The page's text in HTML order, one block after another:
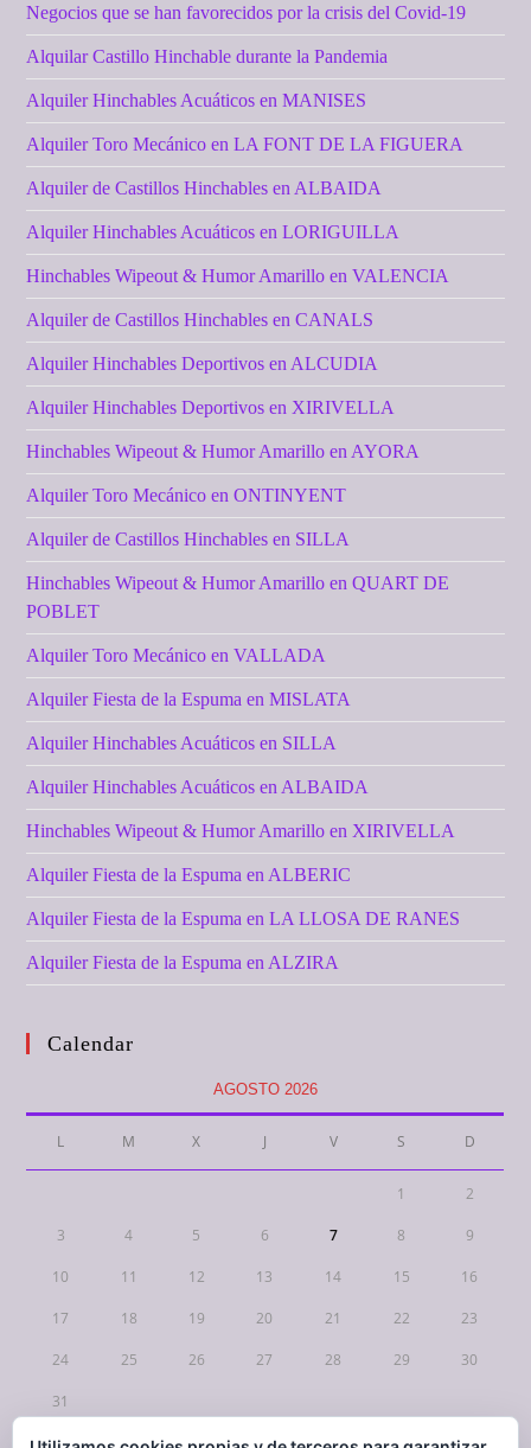
Negocios que se han favorecidos por la crisis del Covid-19
Alquilar Castillo Hinchable durante la Pandemia
Alquiler Hinchables Acuáticos en MANISES
Alquiler Toro Mecánico en LA FONT DE LA FIGUERA
Alquiler de Castillos Hinchables en ALBAIDA
Alquiler Hinchables Acuáticos en LORIGUILLA
Hinchables Wipeout & Humor Amarillo en VALENCIA
Alquiler de Castillos Hinchables en CANALS
Alquiler Hinchables Deportivos en ALCUDIA
Alquiler Hinchables Deportivos en XIRIVELLA
Hinchables Wipeout & Humor Amarillo en AYORA
Alquiler Toro Mecánico en ONTINYENT
Alquiler de Castillos Hinchables en SILLA
Hinchables Wipeout & Humor Amarillo en QUART DE
POBLET
Alquiler Toro Mecánico en VALLADA
Alquiler Fiesta de la Espuma en MISLATA
Alquiler Hinchables Acuáticos en SILLA
Alquiler Hinchables Acuáticos en ALBAIDA
Hinchables Wipeout & Humor Amarillo en XIRIVELLA
Alquiler Fiesta de la Espuma en ALBERIC
Alquiler Fiesta de la Espuma en LA LLOSA DE RANES
Alquiler Fiesta de la Espuma en ALZIRA
Calendar
AGOSTO 2026
L M X J V S D
1 2
3 4 5 6 7 8 9
10 11 12 13 14 15 16
17 18 19 20 21 22 23
24 25 26 27 28 29 30
31